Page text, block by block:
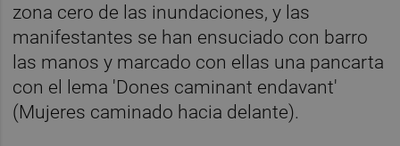
zona cero de las inundaciones, y las
manifestantes se han ensuciado con barro
las manos y marcado con ellas una pancarta
con el lema 'Dones caminant endavant'
(Mujeres caminado hacia delante).